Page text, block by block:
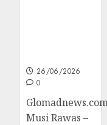
26/06/2026
0
Musi Rawas –